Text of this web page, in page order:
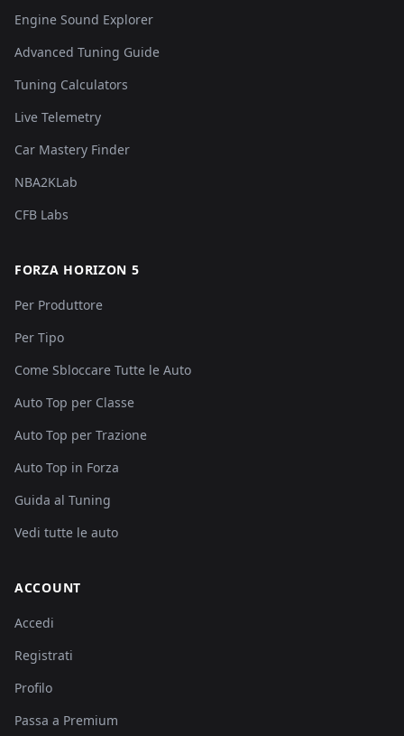
Engine Sound Explorer
Advanced Tuning Guide
Tuning Calculators
Live Telemetry
Car Mastery Finder
NBA2KLab
CFB Labs
FORZA HORIZON 5
Per Produttore
Per Tipo
Come Sbloccare Tutte le Auto
Auto Top per Classe
Auto Top per Trazione
Auto Top in Forza
Guida al Tuning
Vedi tutte le auto
ACCOUNT
Accedi
Registrati
Profilo
Passa a Premium